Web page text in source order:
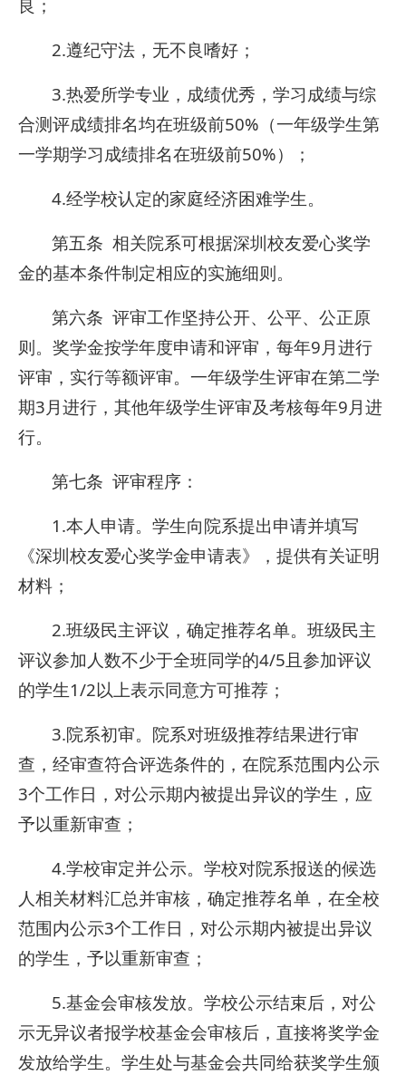
良；
2.遵纪守法，无不良嗜好；
3.热爱所学专业，成绩优秀，学习成绩与综
合测评成绩排名均在班级前50%（一年级学生第
一学期学习成绩排名在班级前50%）；
4.经学校认定的家庭经济困难学生。
第五条 相关院系可根据深圳校友爱心奖学
金的基本条件制定相应的实施细则。
第六条 评审工作坚持公开、公平、公正原
则。奖学金按学年度申请和评审，每年9月进行
评审，实行等额评审。一年级学生评审在第二学
期3月进行，其他年级学生评审及考核每年9月进
行。
第七条 评审程序：
1.本人申请。学生向院系提出申请并填写
《深圳校友爱心奖学金申请表》，提供有关证明
材料；
2.班级民主评议，确定推荐名单。班级民主
评议参加人数不少于全班同学的4/5且参加评议
的学生1/2以上表示同意方可推荐；
3.院系初审。院系对班级推荐结果进行审
查，经审查符合评选条件的，在院系范围内公示
3个工作日，对公示期内被提出异议的学生，应
予以重新审查；
4.学校审定并公示。学校对院系报送的候选
人相关材料汇总并审核，确定推荐名单，在全校
范围内公示3个工作日，对公示期内被提出异议
的学生，予以重新审查；
5.基金会审核发放。学校公示结束后，对公
示无异议者报学校基金会审核后，直接将奖学金
发放给学生。学生处与基金会共同给获奖学生颁